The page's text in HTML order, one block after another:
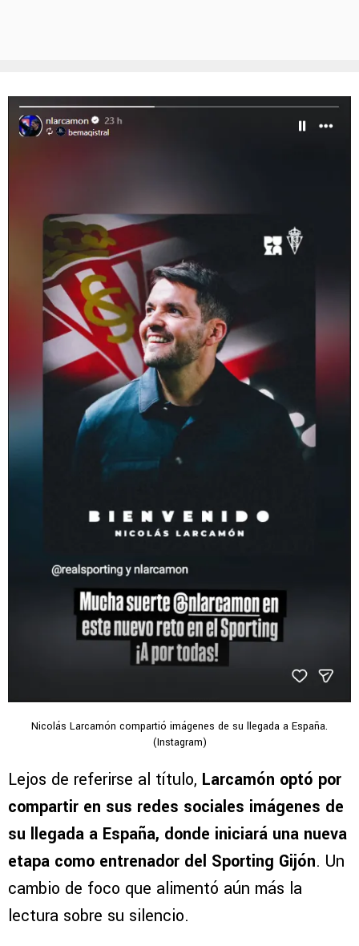
Nicolás Larcamón compartió imágenes de su llegada a España.
(Instagram)
Lejos de referirse al título, Larcamón optó por
compartir en sus redes sociales imágenes de
su llegada a España, donde iniciará una nueva
etapa como entrenador del Sporting Gijón. Un
cambio de foco que alimentó aún más la
lectura sobre su silencio.